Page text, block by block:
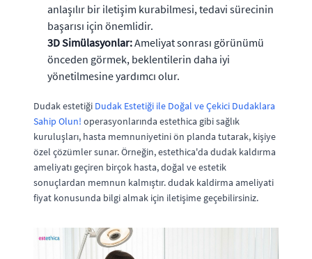
anlaşılır bir iletişim kurabilmesi, tedavi sürecinin
başarısı için önemlidir.
3D Simülasyonlar:Ameliyat sonrası görünümü
önceden görmek, beklentilerin daha iyi
yönetilmesine yardımcı olur.
Dudak estetiği Dudak Estetiği ile Doğal ve Çekici Dudaklara
Sahip Olun! operasyonlarında estethica gibi sağlık
kuruluşları, hasta memnuniyetini ön planda tutarak, kişiye
özel çözümler sunar. Örneğin, estethica'da dudak kaldırma
ameliyatı geçiren birçok hasta, doğal ve estetik
sonuçlardan memnun kalmıştır. dudak kaldirma ameliyati
fiyat konusunda bilgi almak için iletişime geçebilirsiniz.